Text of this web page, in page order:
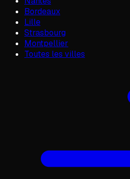
Bordeaux
Lille
Strasbourg
Montpellier
Toutes les villes